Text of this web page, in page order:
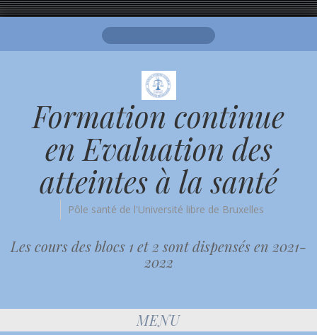
Formation continue
en Evaluation des
atteintes à la santé
Pôle santé de l'Université libre de Bruxelles
Les cours des blocs 1 et 2 sont dispensés en 2021-
2022
MENU